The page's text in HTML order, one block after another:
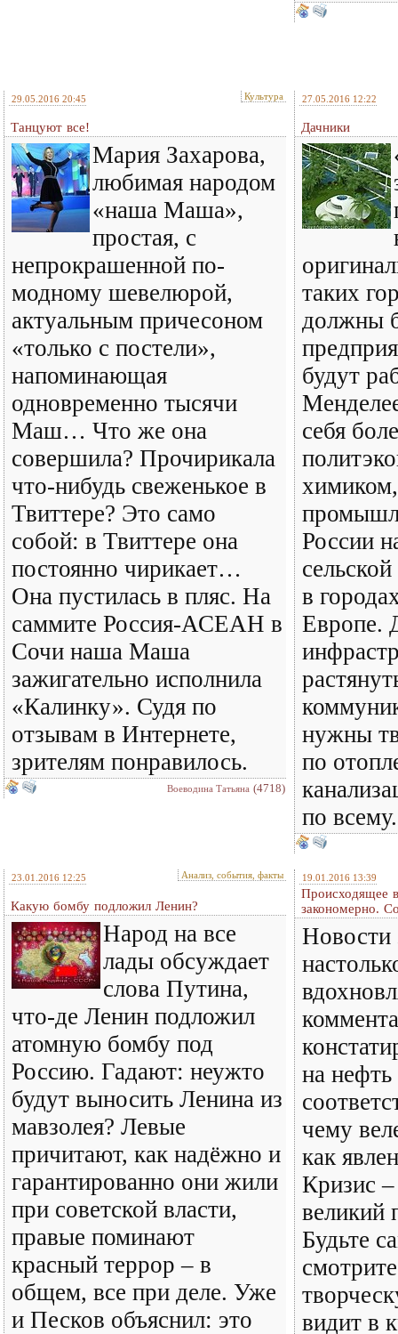
29.05.2016 20:45 Культура
Танцуют все!
Мария Захарова,
любимая народом
«наша Маша»,
простая, с
непрокрашенной по-
модному шевелюрой,
актуальным причесоном
«только с постели»,
напоминающая
одновременно тысячи
Маш… Что же она
совершила? Прочирикала
что-нибудь свеженькое в
Твиттере? Это само
собой: в Твиттере она
постоянно чирикает…
Она пустилась в пляс. На
саммите Россия-АСЕАН в
Сочи наша Маша
зажигательно исполнила
«Калинку». Судя по
отзывам в Интернете,
зрителям понравилось.
Воеводина Татьяна (4718)
27.05.2016 12:22
Дачники
таких
должны
будут
себя
России
в
Европе.
нужны
по
по всему.
23.01.2016 12:25 Анализ, события, факты
Какую бомбу подложил Ленин?
Народ на все
лады обсуждает
слова Путина,
что-де Ленин подложил
атомную бомбу под
Россию. Гадают: неужто
будут выносить Ленина из
мавзолея? Левые
причитают, как надёжно и
гарантированно они жили
при советской власти,
правые поминают
красный террор – в
общем, все при деле. Уже
и Песков объяснил: это
19.01.2016 13:39
Происходящее
закономерно.
Новости
на нефть
чему
как
Кризис
великий
Будьте
видит в